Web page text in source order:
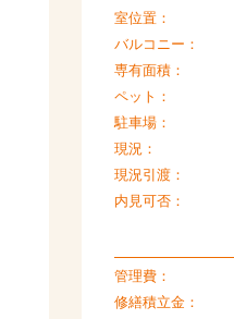
室位置：
バルコニー：
専有面積：
ペット：
駐車場：
現況：
現況引渡：
内見可否：
管理費：
修繕積立金：